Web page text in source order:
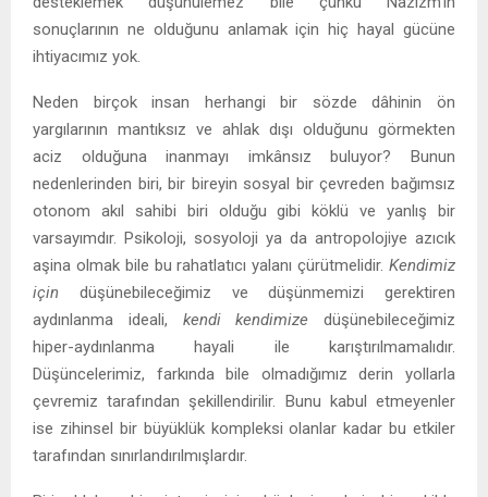
sonuçlarının ne olduğunu anlamak için hiç hayal gücüne
ihtiyacımız yok.
Neden birçok insan herhangi bir sözde dâhinin ön
yargılarının mantıksız ve ahlak dışı olduğunu görmekten
aciz olduğuna inanmayı imkânsız buluyor? Bunun
nedenlerinden biri, bir bireyin sosyal bir çevreden bağımsız
otonom akıl sahibi biri olduğu gibi köklü ve yanlış bir
varsayımdır. Psikoloji, sosyoloji ya da antropolojiye azıcık
aşina olmak bile bu rahatlatıcı yalanı çürütmelidir. Kendimiz
için düşünebileceğimiz ve düşünmemizi gerektiren
aydınlanma ideali, kendi kendimize düşünebileceğimiz
hiper-aydınlanma hayali ile karıştırılmamalıdır.
Düşüncelerimiz, farkında bile olmadığımız derin yollarla
çevremiz tarafından şekillendirilir. Bunu kabul etmeyenler
ise zihinsel bir büyüklük kompleksi olanlar kadar bu etkiler
tarafından sınırlandırılmışlardır.